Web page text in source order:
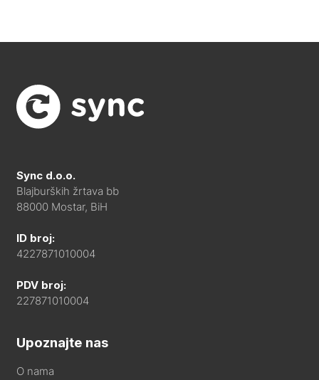
Sync d.o.o.
Blajburških žrtava bb
88000 Mostar, BiH
ID broj:
4227871010004
PDV broj:
227871010004
Upoznajte nas
O nama